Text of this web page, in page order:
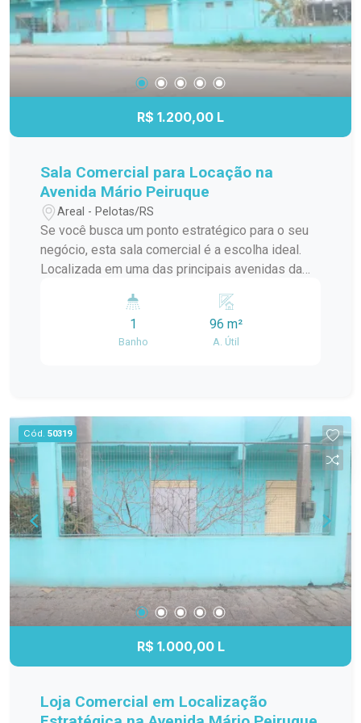
compacto e funcional. Diferenciais: Excelente
opção para quem busca praticidade na rotina.
Ambientes prontos para uso, com mobília
essencial. Espaço adequado para estudo ou
home office. Condomínio em localização
estratégica, com fácil deslocamento para
diferentes regiões da cidade. Entre em contato
conhecer este imóvel.
R$ 1.200,00 L
Sala Comercial para Locação na
Avenida Mário Peiruque
Areal - Pelotas/RS
Se você busca um ponto estratégico para o seu
negócio, esta sala comercial é a escolha ideal.
Localizada em uma das principais avenidas da
acesso e grande fluxo de pessoas e veículos.
Destaques do imóvel: Salão amplo e versátil,
ideal para diversos segmentos comerciais.
Lopes e São Francisco de Paula. Linha de ônibus
em frente e cercada por diversos comércios e
serviços. IMPORTANTE: Toda a mobília que
aparece nas fotos será retirada antes da entrega
do imóvel. A locação refere-se à sala
desocupada. Agende sua visita e conheça esta
excelente oportunidade para instalar ou expandir
valorização e circulação.
1
Banho
96 m²
A. Útil
Cód. 50319
R$ 1.000,00 L
Loja Comercial em Localização